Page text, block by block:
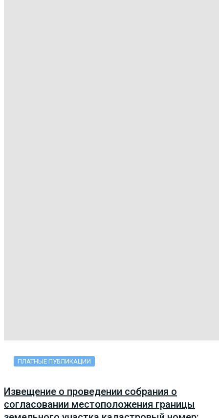
ПЛАТНЫЕ ПУБЛИКАЦИИ
Извещение о проведении собрания о
согласовании местоположения границы